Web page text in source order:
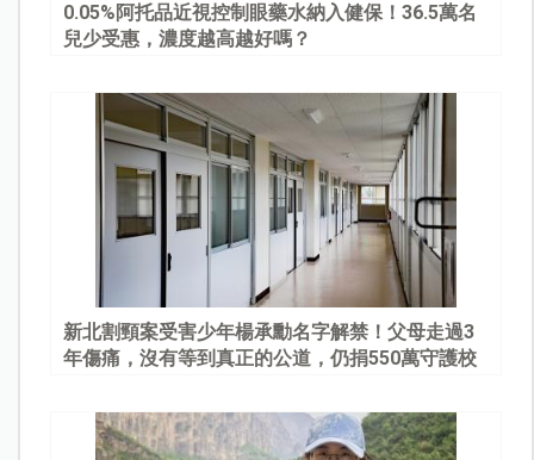
0.05%阿托品近視控制眼藥水納入健保！36.5萬名
兒少受惠，濃度越高越好嗎？
新北割頸案受害少年楊承勳名字解禁！父母走過3
年傷痛，沒有等到真正的公道，仍捐550萬守護校